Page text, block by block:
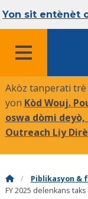
Yon sit entènèt
Akòz tanperati trè
yon Kòd Wouj.
oswa dòmi
Outreach Liy
Piblikasyon &
FY 2025 delenkans